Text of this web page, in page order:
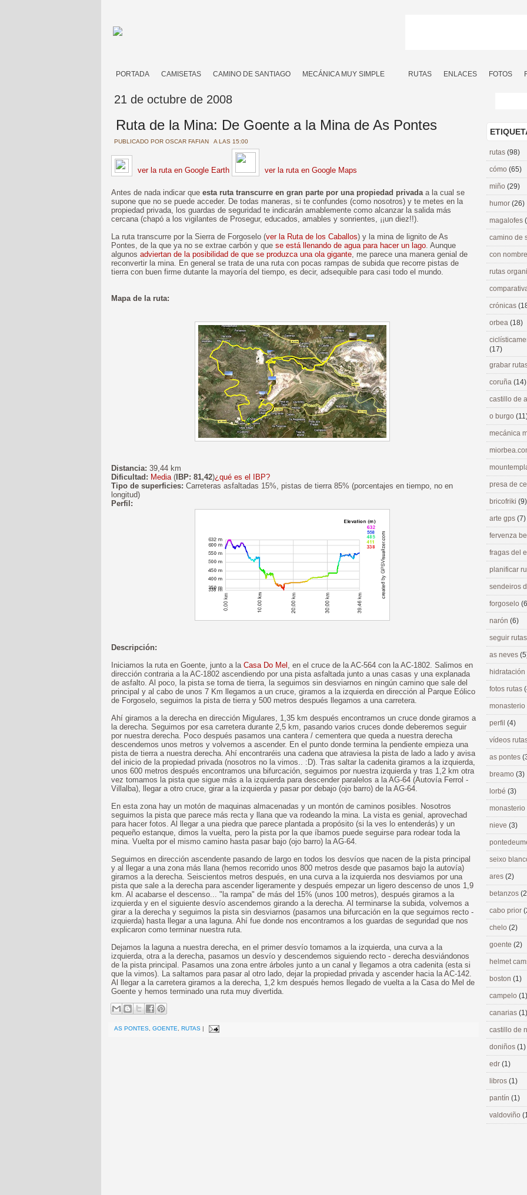
PORTADA CAMISETAS CAMINO DE SANTIAGO MECÁNICA MUY SIMPLE RUTAS ENLACES FOTOS
21 de octubre de 2008
Ruta de la Mina: De Goente a la Mina de As Pontes
PUBLICADO POR OSCAR FAFIAN A LAS 15:00
ver la ruta en Google Earth ver la ruta en Google Maps
Antes de nada indicar que esta ruta transcurre en gran parte por una propiedad privadaa la cual se
supone que no se puede acceder. De todas maneras, si te confundes (como nosotros) y te metes en la
propiedad privada, los guardas de seguridad te indicarán amablemente como alcanzar la salida más
cercana (chapó a los vigilantes de Prosegur, educados, amables y sonrientes, ¡¡un diez!!).
La ruta transcurre por la Sierra de Forgoselo (ver la Ruta de los Caballos) y la mina de lignito de As
Pontes, de la que ya no se extrae carbón y que se está llenando de agua para hacer un lago. Aunque
algunos adviertan de la posibilidad de que se produzca una ola gigante, me parece una manera genial de
reconvertir la mina. En general se trata de una ruta con pocas rampas de subida que recorre pistas de
tierra con buen firme dutante la mayoría del tiempo, es decir, adsequible para casi todo el mundo.
Mapa de la ruta:
Distancia: 39,44 km
Dificultad: Media( IBP: 81,42)¿qué es el IBP?
Tipo de superficies: Carreteras asfaltadas 15%, pistas de tierra 85% (porcentajes en tiempo, no en
longitud)
Perfil:
Descripción:
Iniciamos la ruta en Goente, junto a la Casa Do Mel , en el cruce de la AC-564 con la AC-1802. Salimos en
dirección contraria a la AC-1802 ascendiendo por una pista asfaltada junto a unas casas y una explanada
de asfalto. Al poco, la pista se torna de tierra, la seguimos sin desviarnos en ningún camino que sale del
principal y al cabo de unos 7 Km llegamos a un cruce, giramos a la izquierda en dirección al Parque Eólico
de Forgoselo, seguimos la pista de tierra y 500 metros después llegamos a una carretera.
Ahí giramos a la derecha en dirección Migulares, 1,35 km después encontramos un cruce donde giramos a
la derecha. Seguimos por esa carretera durante 2,5 km, pasando varios cruces donde deberemos seguir
por nuestra derecha. Poco después pasamos una cantera / cementera que queda a nuestra derecha
descendemos unos metros y volvemos a ascender. En el punto donde termina la pendiente empieza una
pista de tierra a nuestra derecha. Ahí encontraréis una cadena que atraviesa la pista de lado a lado y avisa
del inicio de la propiedad privada (nosotros no la vimos.. :D). Tras saltar la cadenita giramos a la izquierda,
unos 600 metros después encontramos una bifurcación, seguimos por nuestra izquierda y tras 1,2 km otra
vez tomamos la pista que sigue más a la izquierda para descender paralelos a la AG-64 (Autovía Ferrol -
Villalba), llegar a otro cruce, girar a la izquierda y pasar por debajo (ojo barro) de la AG-64.
En esta zona hay un motón de maquinas almacenadas y un montón de caminos posibles. Nosotros
seguimos la pista que parece más recta y llana que va rodeando la mina. La vista es genial, aprovechad
para hacer fotos. Al llegar a una piedra que parece plantada a propósito (si la ves lo entenderás) y un
pequeño estanque, dimos la vuelta, pero la pista por la que íbamos puede seguirse para rodear toda la
mina. Vuelta por el mismo camino hasta pasar bajo (ojo barro) la AG-64.
Seguimos en dirección ascendente pasando de largo en todos los desvíos que nacen de la pista principal
y al llegar a una zona más llana (hemos recorrido unos 800 metros desde que pasamos bajo la autovía)
giramos a la derecha. Seiscientos metros después, en una curva a la izquierda nos desviamos por una
pista que sale a la derecha para ascender ligeramente y después empezar un ligero descenso de unos 1,9
km. Al acabarse el descenso... "la rampa" de más del 15% (unos 100 metros), después giramos a la
izquierda y en el siguiente desvío ascendemos girando a la derecha. Al terminarse la subida, volvemos a
girar a la derecha y seguimos la pista sin desviarnos (pasamos una bifurcación en la que seguimos recto -
izquierda) hasta llegar a una laguna. Ahí fue donde nos encontramos a los guardas de seguridad que nos
explicaron como terminar nuestra ruta.
Dejamos la laguna a nuestra derecha, en el primer desvío tomamos a la izquierda, una curva a la
izquierda, otra a la derecha, pasamos un desvío y descendemos siguiendo recto - derecha desviándonos
de la pista principal. Pasamos una zona entre árboles junto a un canal y llegamos a otra cadenita (esta si
que la vimos). La saltamos para pasar al otro lado, dejar la propiedad privada y ascender hacia la AC-142.
Al llegar a la carretera giramos a la derecha, 1,2 km después hemos llegado de vuelta a la Casa do Mel de
Goente y hemos terminado una ruta muy divertida.
AS PONTES GOENTE RUTAS |
rutas (98)
cómo (65)
miño (29)
humor (26)
magalofes
camino de
con
rutas
crónicas
orbea (18)
(17)
grabar
coruña (14)
castillo de
o burgo
mecánica
presa de
bricofriki (9)
arte gps (7)
fervenza
fragas del
planificar
sendeiros
forgoselo
narón (6)
seguir
as neves
hidratación
fotos rutas
perfil (4)
vídeos
as pontes
breamo (3)
lorbé (3)
nieve (3)
seixo
ares (2)
betanzos
cabo prior
chelo (2)
goente (2)
helmet
boston (1)
campelo (1)
canarias (1)
castillo de
doniños (1)
edr (1)
libros (1)
pantín (1)
valdoviño